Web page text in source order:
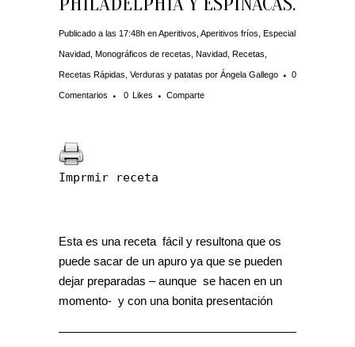
Publicado a las 17:48h enAperitivos Aperitivos fríos Especial
Navidad Monográficos de recetas Navidad Recetas
Recetas Rápidas Verduras y patatas por Ángela Gallego 0
Comentarios 0 Likes Comparte
Imprmir receta
Esta es una receta fácil y resultona que os
puede sacar de un apuro ya que se pueden
dejar preparadas – aunque se hacen en un
momento- y con una bonita presentación